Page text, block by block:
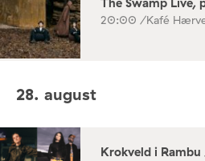
20:00 /Kafé
28. august
Krokveld i